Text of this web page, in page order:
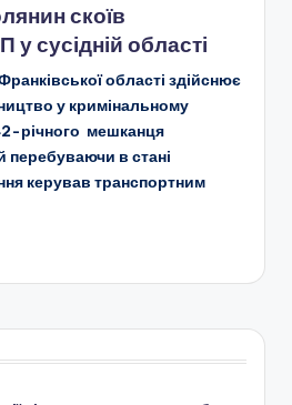
скоїв
сусідній області
області здійснює
у кримінальному
річного мешканця
перебуваючи в стані
керував транспортним